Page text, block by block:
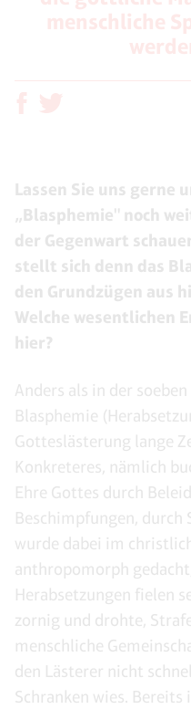
Lassen Sie uns gerne
„Blasphemie" noch
der Gegenwart
stellt sich denn das
den Grundzügen aus
Welche wesentlichen
hier?
Anders als in der
Blasphemie
Gotteslästerung lange
Konkreteres, nämlich
Ehre Gottes durch
Beschimpfungen, durch
wurde dabei im
anthropomorph
Herabsetzungen fielen
zornig und drohte,
menschliche
den Lästerer nicht
Schranken wies.